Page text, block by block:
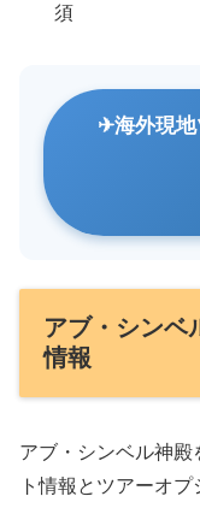
須
海外現
アブ・シンベ
情報
アブ・シンベル神殿
ト情報とツアーオ